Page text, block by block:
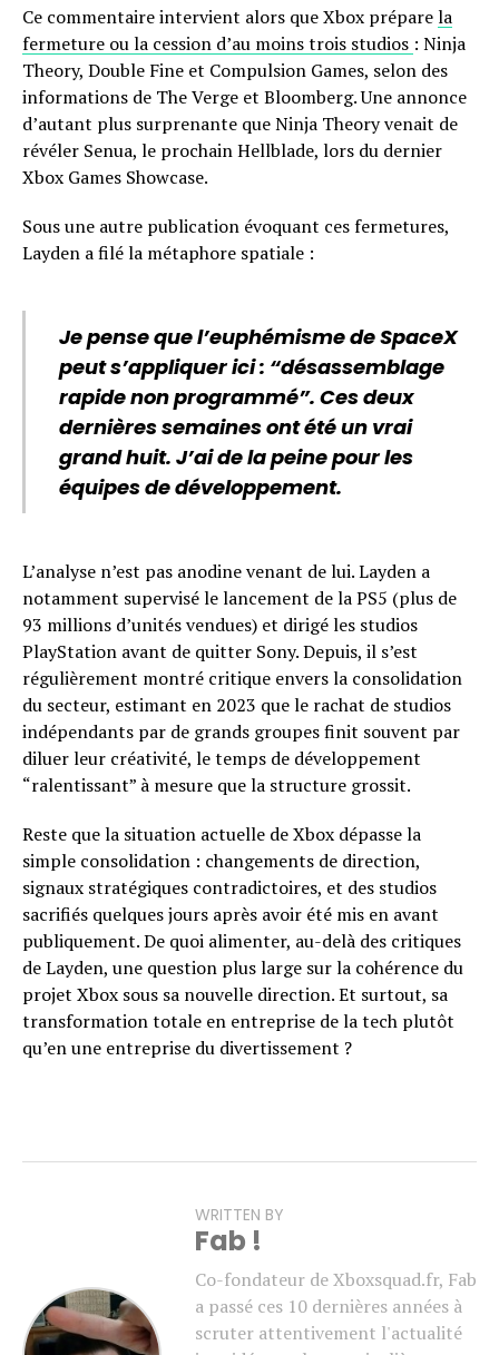
Ce commentaire intervient alors que Xbox préparela
fermeture ou la cession d’au moins trois studios : Ninja
Theory, Double Fine et Compulsion Games, selon des
informations de The Verge et Bloomberg. Une annonce
d’autant plus surprenante que Ninja Theory venait de
révéler Senua, le prochain Hellblade, lors du dernier
Xbox Games Showcase.
Sous une autre publication évoquant ces fermetures,
Layden a filé la métaphore spatiale :
Je pense que l’euphémisme de SpaceX
peut s’appliquer ici : “désassemblage
rapide non programmé”. Ces deux
dernières semaines ont été un vrai
grand huit. J’ai de la peine pour les
équipes de développement.
L’analyse n’est pas anodine venant de lui. Layden a
notamment supervisé le lancement de la PS5 (plus de
93 millions d’unités vendues) et dirigé les studios
PlayStation avant de quitter Sony. Depuis, il s’est
régulièrement montré critique envers la consolidation
du secteur, estimant en 2023 que le rachat de studios
indépendants par de grands groupes finit souvent par
diluer leur créativité, le temps de développement
“ralentissant” à mesure que la structure grossit.
Reste que la situation actuelle de Xbox dépasse la
simple consolidation : changements de direction,
signaux stratégiques contradictoires, et des studios
sacrifiés quelques jours après avoir été mis en avant
publiquement. De quoi alimenter, au-delà des critiques
de Layden, une question plus large sur la cohérence du
projet Xbox sous sa nouvelle direction. Et surtout, sa
transformation totale en entreprise de la tech plutôt
qu’en une entreprise du divertissement ?
WRITTEN BY
Fab !
Co-fondateur de Xboxsquad.fr, Fab
a passé ces 10 dernières années à
scruter attentivement l'actualité